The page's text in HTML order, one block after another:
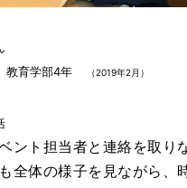
育学部4年
（2019年2月）
ント担当者と連絡を取り
全体の様子を見ながら、